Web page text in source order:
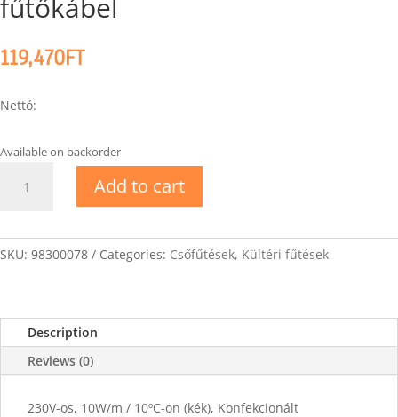
119,470FT
Nettó:
Available on backorder
DEVIpipeheat
önszabályzó
Add to cart
SKU: 98300078 Categories: Csőfűtések, Kültéri fűtések
Description
Reviews (0)
230V-os, 10W/m / 10ºC-on (kék), Konfekcionált